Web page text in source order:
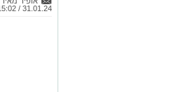
31.01.24 / 15:02